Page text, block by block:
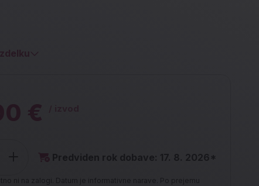
€
Predviden rok dobave: 17. 8. 2026*
ni na zalogi. Datum je informativne narave. Po prejemu